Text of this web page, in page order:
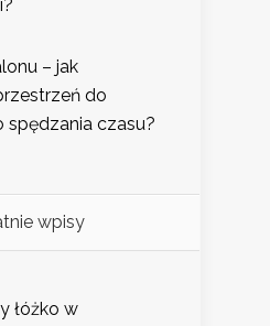
– jak
do
spędzania czasu?
wpisy
łóżko w